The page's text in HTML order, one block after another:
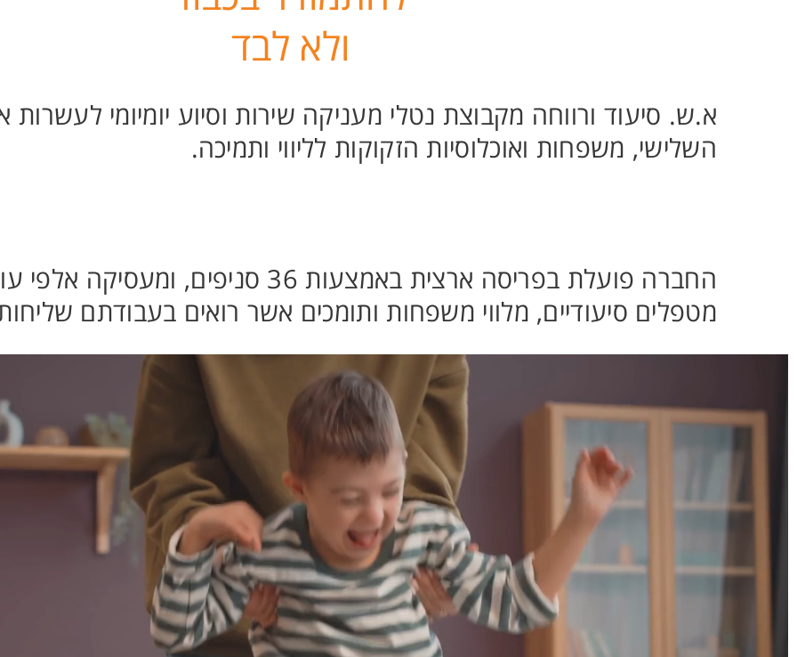
ולא לבד
א.ש. סיעוד ורווחה מקבוצת נטלי מעניקה שירות וסיוע יומיומי לעשרות
השלישי, משפחות ואוכלוסיות הזקוקות לליווי ותמיכה.
החברה פועלת בפריסה ארצית באמצעות 36 סניפים,
מטפלים סיעודיים, מלווי משפחות ותומכים אשר רואים בעבודתם